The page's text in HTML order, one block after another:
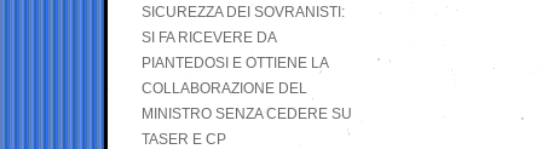
SICUREZZA DEI SOVRANISTI:
SI FA RICEVERE DA
PIANTEDOSI E OTTIENE LA
COLLABORAZIONE DEL
MINISTRO SENZA CEDERE SU
TASER E CP